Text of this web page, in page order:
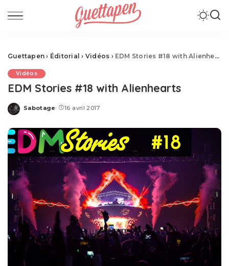
Guettapen › Éditorial › Vidéos › EDM Stories #18 with Alienhearts
Vidéos
EDM Stories #18 with Alienhearts
Posted
Sabotage 16 avril 2017